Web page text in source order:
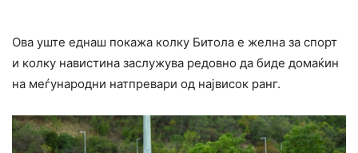
Ова уште еднаш покажа колку Битола е желна за спорт
и колку навистина заслужува редовно да биде домаќин
на меѓународни натпревари од највисок ранг.